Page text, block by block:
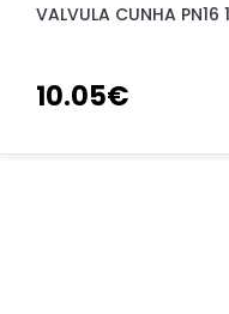
VALVULA CUNHA PN16
10.05€